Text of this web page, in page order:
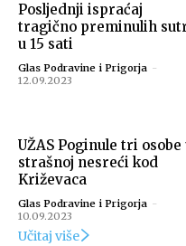
Posljednji ispraćaj
tragično preminulih
u 15 sati
Glas Podravine i Prigorja -
12.09.2023
UŽAS Poginule tri osobe
strašnoj nesreći kod
Križevaca
Glas Podravine i Prigorja -
10.09.2023
Učitaj više